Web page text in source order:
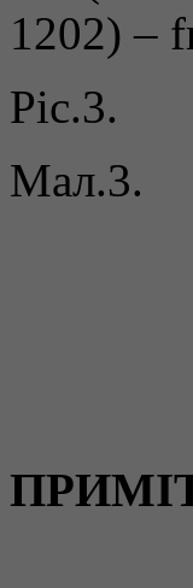
Pic.3.
Мал.3.